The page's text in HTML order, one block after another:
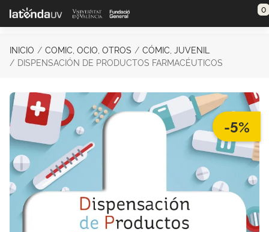
Saltar al contenido principal 0
INICIO COMIC, OCIO, OTROS
CÓMIC, JUVENIL
DISPENSACIÓN DE PRODUCTOS FARMACÉUTICOS
-5%